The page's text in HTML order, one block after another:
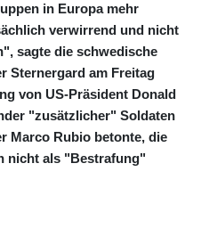
in Europa mehr
verwirrend und nicht
sagte die schwedische
Sternergard am Freitag
von US-Präsident Donald
"zusätzlicher" Soldaten
Marco Rubio betonte, die
nicht als "Bestrafung"